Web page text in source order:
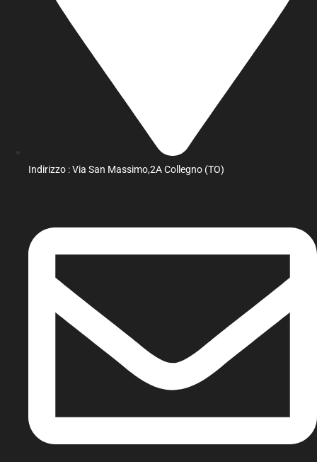
Indirizzo : Via San Massimo,2A Collegno (TO)